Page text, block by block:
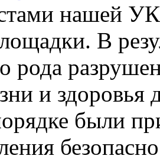
нашей
В
рода
и здоровья
были